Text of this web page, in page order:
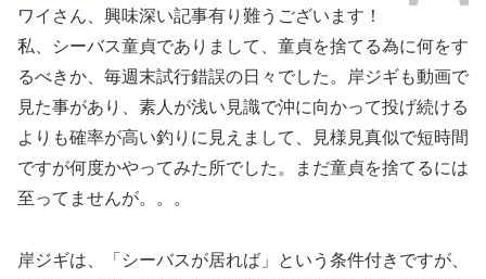
ワイさん、興味深い記事有り難うございます！
私、シーバス童貞でありまして、童貞を捨てる為に何をす
るべきか、毎週末試行錯誤の日々でした。岸ジギも動画で
見た事があり、素人が浅い見識で沖に向かって投げ続ける
よりも確率が高い釣りに見えまして、見様見真似で短時間
ですが何度かやってみた所でした。まだ童貞を捨てるには
至ってませんが。。。
岸ジギは、「シーバスが居れば」という条件付きですが、